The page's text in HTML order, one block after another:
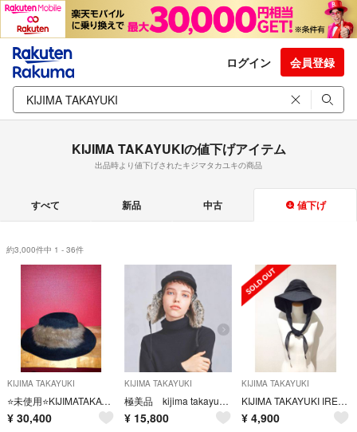
ログイン 会員登録
KIJIMA TAKAYUKIの値下げアイテム
出品時より値下げされたキジマタカユキの商品
すべて 新品 中古 値下げ
約3,000件中 1 - 36件
KIJIMA TAKAYUKI
⭐️未使用⭐️KIJIMATAKAYUKI⭐️ハット⭐️ラビットファー⭐️帽子
¥ 30,400
KIJIMA TAKAYUKI
極美品 kijima takayuki キジマタカユキ 3way ファーキャップ
¥ 15,800
KIJIMA TAKAYUKI
KIJIMA TAKAYUKI IRENE リボン付き ワイドブリムハット 黒
¥ 4,900